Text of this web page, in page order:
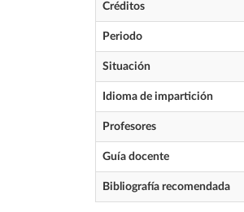
Créditos
Periodo
Situación
Idioma de impartición
Profesores
Guía docente
Bibliografía recomendada